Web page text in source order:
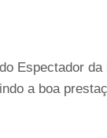
Espectador
a boa